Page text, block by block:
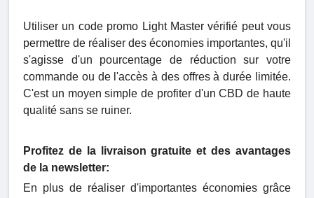
Utiliser un code promo Light Master vérifié peut vous
permettre de réaliser des économies importantes, qu'il
s'agisse d'un pourcentage de réduction sur votre
commande ou de l'accès à des offres à durée limitée.
C'est un moyen simple de profiter d'un CBD de haute
qualité sans se ruiner.
Profitez de la livraison gratuite et des avantages
de la newsletter:
En plus de réaliser d'importantes économies grâce